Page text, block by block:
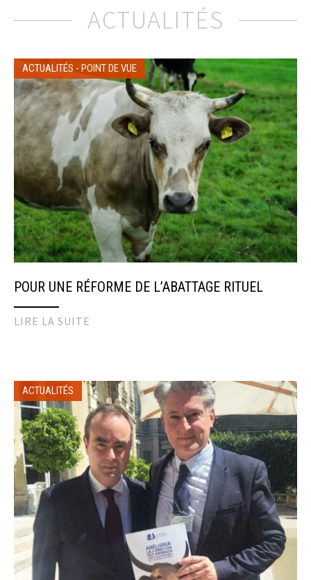
ACTUALITÉS
ACTUALITÉS - POINT DE VUE
POUR UNE RÉFORME DE L’ABATTAGE RITUEL
LIRE LA SUITE
ACTUALITÉS